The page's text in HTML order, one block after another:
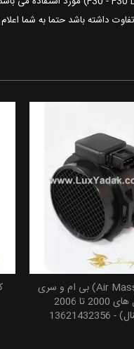
داشته باشد حتما به شما
افزودن به سبد خرید
ایرمَس (Air Mass) بی ام و سری
3 سال های 2000 تا 2006